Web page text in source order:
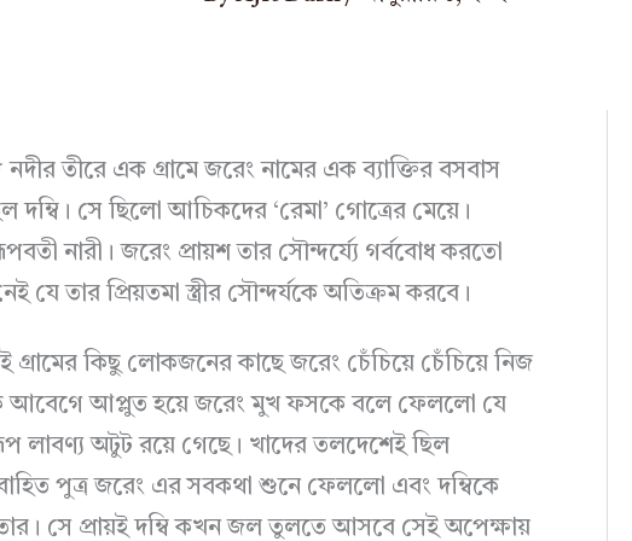
তীরে এক গ্রামে জরেং নামের এক ব্যাক্তির বসবাস
দম্বি। সে ছিলো আচিকদের ‘রেমা’ গোত্রের মেয়ে।
নারী। জরেং প্রায়শ তার সৌন্দর্য্যে গর্ববোধ করতো
তার প্রিয়তমা স্ত্রীর সৌন্দর্যকে অতিক্রম করবে।
গ্রামের কিছু লোকজনের কাছে জরেং চেঁচিয়ে চেঁচিয়ে নিজ
আবেগে আপ্লুত হয়ে জরেং মুখ ফসকে বলে ফেললো যে
রূপ লাবণ্য অটুট রয়ে গেছে। খাদের তলদেশেই ছিল
পুত্র জরেং এর সবকথা শুনে ফেললো এবং দম্বিকে
সে প্রায়ই দম্বি কখন জল তুলতে আসবে সেই অপেক্ষায়